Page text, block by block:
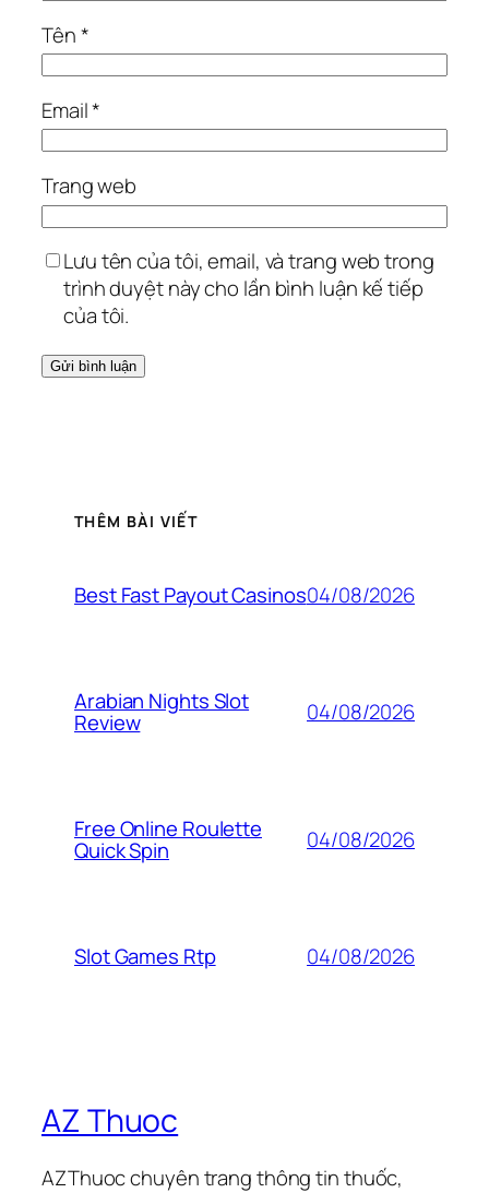
Tên*
Email*
Trang web
Lưu tên của tôi, email, và trang web trong
trình duyệt này cho lần bình luận kế tiếp
của tôi.
THÊM BÀI VIẾT
Best Fast Payout Casinos04/08/2026
Arabian Nights Slot
Review 04/08/2026
Free Online Roulette
Quick Spin 04/08/2026
Slot Games Rtp 04/08/2026
AZ Thuoc
AZThuoc chuyên trang thông tin thuốc,